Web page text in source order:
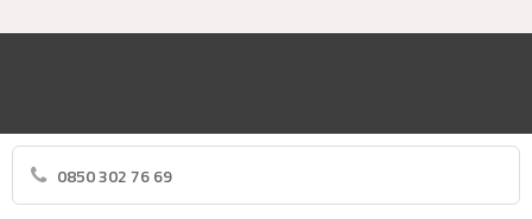
0850 302 76 69